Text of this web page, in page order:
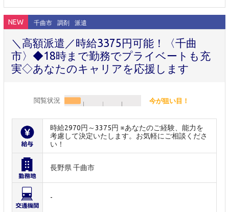
NEW 千曲市 調剤 派遣
＼高額派遣／時給3375円可能！〈千曲
市〉◆18時まで勤務でプライベートも充
実◇あなたのキャリアを応援します
閲覧状況 今が狙い目！
時給2970円～3375円 ※あなたのご経験、能力を
考慮して決定いたします。お気軽にご相談くださ
い！
長野県 千曲市
-